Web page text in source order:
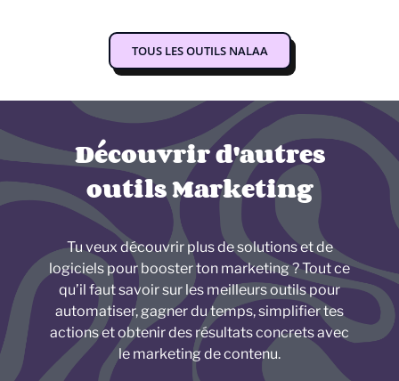
TOUS LES OUTILS NALAA
Découvrir d'autres
outils Marketing
Tu veux découvrir plus de solutions et de
logiciels pour booster ton marketing ? Tout ce
qu’il faut savoir sur les meilleurs outils pour
automatiser, gagner du temps, simplifier tes
actions et obtenir des résultats concrets avec
le marketing de contenu.